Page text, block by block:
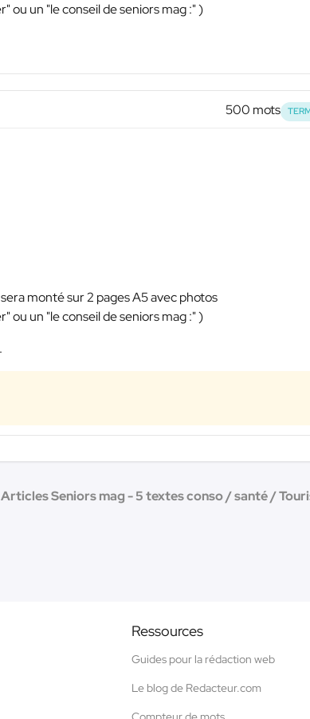
ou un "le conseil de seniors mag :" )
500 mots
monté sur 2 pages A5 avec photos
ou un "le conseil de seniors mag :" )
Articles Seniors mag - 5 textes conso / santé /
Ressources
Guides pour la rédaction web
Le blog de Redacteur.com